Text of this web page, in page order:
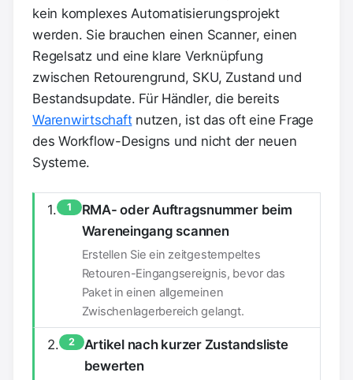
kein komplexes Automatisierungsprojekt
werden. Sie brauchen einen Scanner, einen
Regelsatz und eine klare Verknüpfung
zwischen Retourengrund, SKU, Zustand und
Bestandsupdate. Für Händler, die bereits
Warenwirtschaftnutzen, ist das oft eine Frage
des Workflow-Designs und nicht der neuen
Systeme.
1
RMA- oder Auftragsnummer beim
Wareneingang scannen
Erstellen Sie ein zeitgestempeltes
Retouren-Eingangsereignis, bevor das
Paket in einen allgemeinen
Zwischenlagerbereich gelangt.
2
Artikel nach kurzer Zustandsliste
bewerten